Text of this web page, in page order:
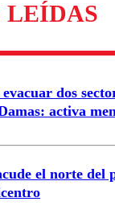
son moderados
diálogo respetuoso.
LEÍDAS
dos
activa
el norte del